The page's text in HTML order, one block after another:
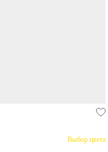
Выбор цвета